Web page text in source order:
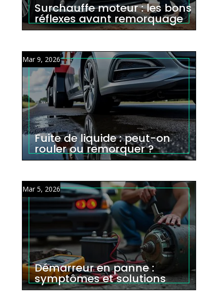
Surchauffe moteur : les bons
réflexes avant remorquage
Fuite de liquide : peut-on
rouler ou remorquer ?
Mar 9, 2026
Démarreur en panne :
symptômes et solutions
Mar 5, 2026